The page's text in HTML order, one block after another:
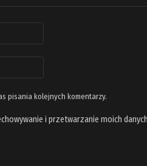
pisania kolejnych komentarzy.
i przetwarzanie moich